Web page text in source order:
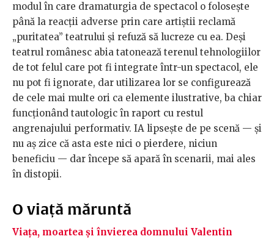
modul în care dramaturgia de spectacol o folosește
până la reacții adverse prin care artiștii reclamă
„puritatea” teatrului și refuză să lucreze cu ea. Deși
teatrul românesc abia tatonează terenul tehnologiilor
de tot felul care pot fi integrate într-un spectacol, ele
nu pot fi ignorate, dar utilizarea lor se configurează
de cele mai multe ori ca elemente ilustrative, ba chiar
funcționând tautologic în raport cu restul
angrenajului performativ. IA lipsește de pe scenă — și
nu aș zice că asta este nici o pierdere, niciun
beneficiu — dar începe să apară în scenarii, mai ales
în distopii.
O viață măruntă
Viața, moartea și învierea domnului Valentin